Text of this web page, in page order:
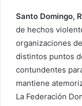
Santo Domingo,
de hechos
organizaciones
distintos puntos
contundentes
mantiene
La Federación